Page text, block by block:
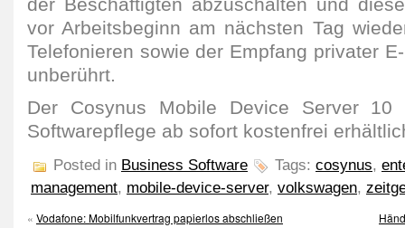
der Beschäftigten abzuschalten und
vor Arbeitsbeginn am nächsten Tag
Telefonieren sowie der Empfang privater
unberührt.
Der Cosynus Mobile Device Server
Softwarepflege ab sofort kostenfrei
Posted in Business Software Tags: cosynus,
management, mobile-device-server, volkswagen,
« Vodafone: Mobilfunkvertrag papierlos abschließen